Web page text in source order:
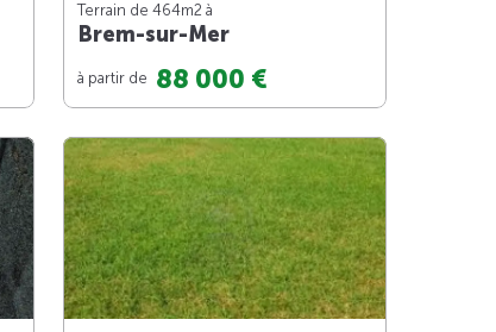
Terrain de 464m2 à
Brem-sur-Mer
à partir de 88 000 €